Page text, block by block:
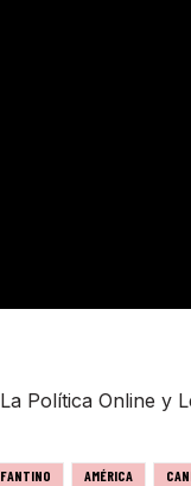
La Política Online y
AMÉRICA